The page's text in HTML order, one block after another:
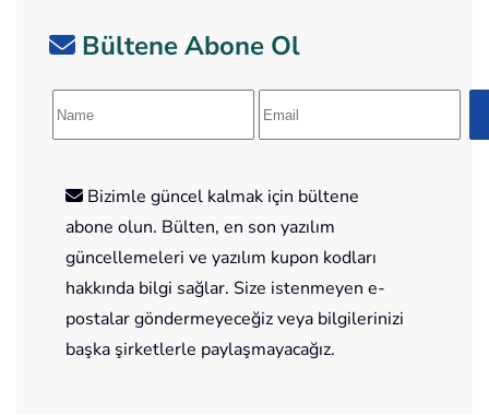
Bültene Abone Ol
Bizimle güncel kalmak için bültene
abone olun. Bülten, en son yazılım
güncellemeleri ve yazılım kupon kodları
hakkında bilgi sağlar. Size istenmeyen e-
postalar göndermeyeceğiz veya bilgilerinizi
başka şirketlerle paylaşmayacağız.